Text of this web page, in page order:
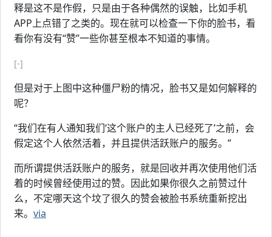
释是这不是作假，只是由于各种偶然的误触，比如手机
APP上点错了之类的。现在就可以检查一下你的脸书，看
看你有没有“赞”一些你甚至根本不知道的事情。
[-]
但是对于上图中这种僵尸粉的情况，脸书又是如何解释的
呢？
“我们在有人通知我们‘这个账户的主人已经死了’之前，会
假定这个人依然活着，并且提供活跃账户的服务。”
而所谓提供活跃账户的服务，就是回收并再次使用他们活
着的时候曾经使用过的赞。因此如果你很久之前赞过什
么，不定哪天这个坟了很久的赞会被脸书系统重新挖出
来。 via